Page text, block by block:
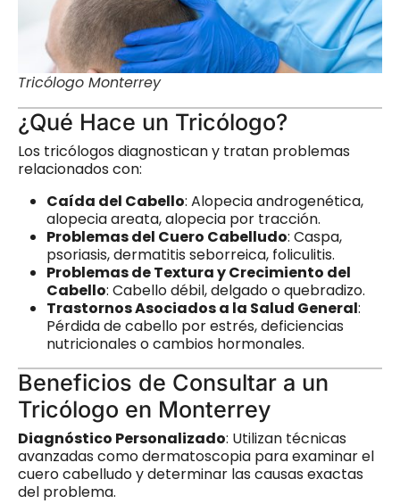
Tricólogo Monterrey
¿Qué Hace un Tricólogo?
Los tricólogos diagnostican y tratan problemas
relacionados con:
Caída del Cabello: Alopecia androgenética,
alopecia areata, alopecia por tracción.
Problemas del Cuero Cabelludo: Caspa,
psoriasis, dermatitis seborreica, foliculitis.
Problemas de Textura y Crecimiento del
Cabello: Cabello débil, delgado o quebradizo.
Trastornos Asociados a la Salud General:
Pérdida de cabello por estrés, deficiencias
nutricionales o cambios hormonales.
Beneficios de Consultar a un
Tricólogo en Monterrey
Diagnóstico Personalizado: Utilizan técnicas
avanzadas como dermatoscopia para examinar el
cuero cabelludo y determinar las causas exactas
del problema.